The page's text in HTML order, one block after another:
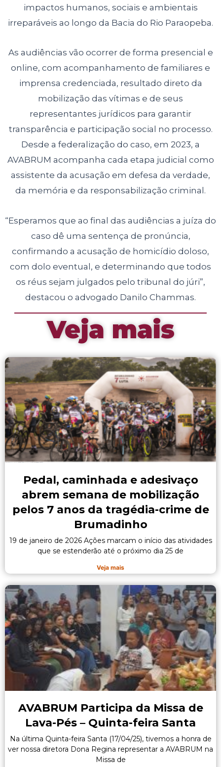
impactos humanos, sociais e ambientais
irreparáveis ao longo da Bacia do Rio Paraopeba.
As audiências vão ocorrer de forma presencial e
online, com acompanhamento de familiares e
imprensa credenciada, resultado direto da
mobilização das vítimas e de seus
representantes jurídicos para garantir
transparência e participação social no processo.
Desde a federalização do caso, em 2023, a
AVABRUM acompanha cada etapa judicial como
assistente da acusação em defesa da verdade,
da memória e da responsabilização criminal.
“Esperamos que ao final das audiências a juíza do
caso dê uma sentença de pronúncia,
confirmando a acusação de homicídio doloso,
com dolo eventual, e determinando que todos
os réus sejam julgados pelo tribunal do júri”,
destacou o advogado Danilo Chammas.
Veja mais
Pedal, caminhada e adesivaço
abrem semana de mobilização
pelos 7 anos da tragédia-crime de
Brumadinho
19 de janeiro de 2026 Ações marcam o início das atividades
que se estenderão até o próximo dia 25 de
Veja mais
AVABRUM Participa da Missa de
Lava-Pés – Quinta-feira Santa
Na última Quinta-feira Santa (17/04/25), tivemos a honra de
ver nossa diretora Dona Regina representar a AVABRUM na
Missa de